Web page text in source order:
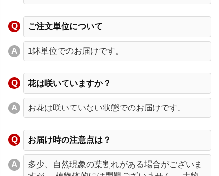
ご注文単位について
1鉢単位でのお届けです。
花は咲いていますか？
お花は咲いていない状態でのお届けです。
お届け時の注意点は？
多少、自然現象の葉割れがある場合がございま